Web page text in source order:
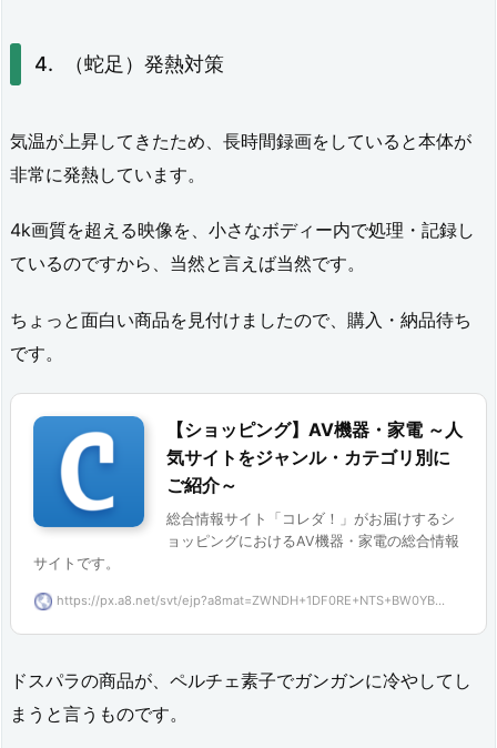
（蛇足）発熱対策
気温が上昇してきたため、長時間録画をしていると本体が
非常に発熱しています。
4k画質を超える映像を、小さなボディー内で処理・記録し
ているのですから、当然と言えば当然です。
ちょっと面白い商品を見付けましたので、購入・納品待ち
です。
【ショッピング】AV機器・家電 ～人
気サイトをジャンル・カテゴリ別に
ご紹介～
総合情報サイト「コレダ！」がお届けするシ
ョッピングにおけるAV機器・家電の総合情報
サイトです。
https://px.a8.net/svt/ejp?a8mat=ZWNDH+1DF0RE+NTS+BW0YB...
ドスパラの商品が、ペルチェ素子でガンガンに冷やしてし
まうと言うものです。